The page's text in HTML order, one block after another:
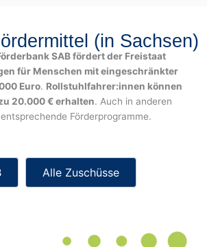
(in Sachsen)
SAB fördert der Freistaat
für Menschen mit eingeschränkter
Euro. Rollstuhlfahrer:innen können
20.000 € erhalten. Auch in anderen
Förderprogramme.
Alle Zuschüsse